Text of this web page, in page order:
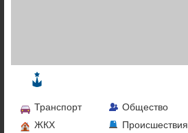
Транспорт Общество
ЖКХ
Происшествия